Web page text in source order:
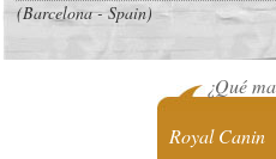
(Barcelona - Spain)
¿Qué
Royal Canin